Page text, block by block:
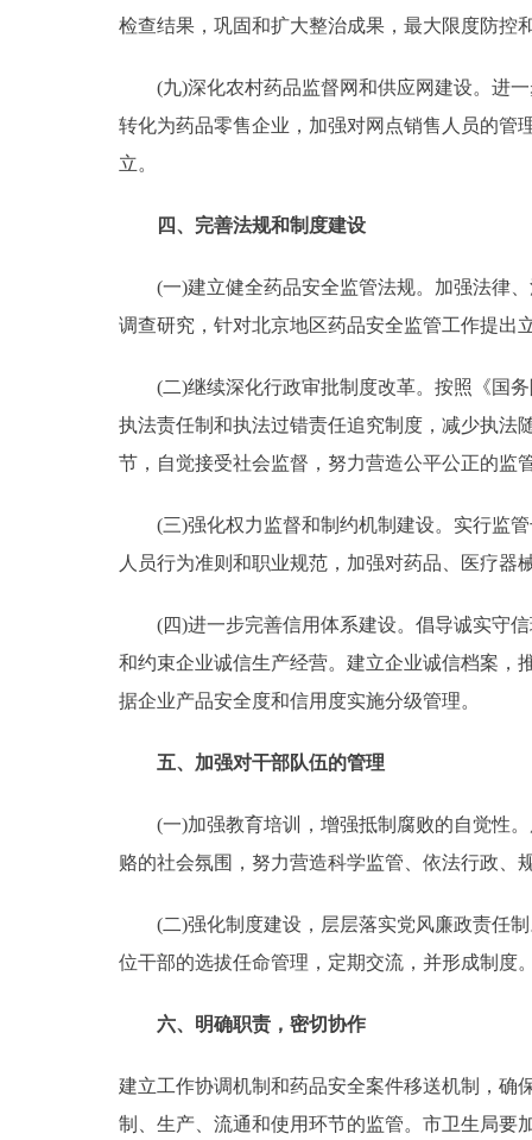
检查结果，巩固和扩大整治成果，最大限度防控
(九)深化农村药品监督网和供应网建设。进一
转化为药品零售企业，加强对网点销售人员的管
立。
四、完善法规和制度建设
(一)建立健全药品安全监管法规。加强法律、
调查研究，针对北京地区药品安全监管工作提出
(二)继续深化行政审批制度改革。按照《国务
执法责任制和执法过错责任追究制度，减少执法
节，自觉接受社会监督，努力营造公平公正的监
(三)强化权力监督和制约机制建设。实行监管
人员行为准则和职业规范，加强对药品、医疗
(四)进一步完善信用体系建设。倡导诚实守信
和约束企业诚信生产经营。建立企业诚信档案，
据企业产品安全度和信用度实施分级管理。
五、加强对干部队伍的管理
(一)加强教育培训，增强抵制腐败的自觉性。
赂的社会氛围，努力营造科学监管、依法行政、
(二)强化制度建设，层层落实党风廉政责任制
位干部的选拔任命管理，定期交流，并形成制度
六、明确职责，密切协作
建立工作协调机制和药品安全案件移送机制，确
制、生产、流通和使用环节的监管。市卫生局要